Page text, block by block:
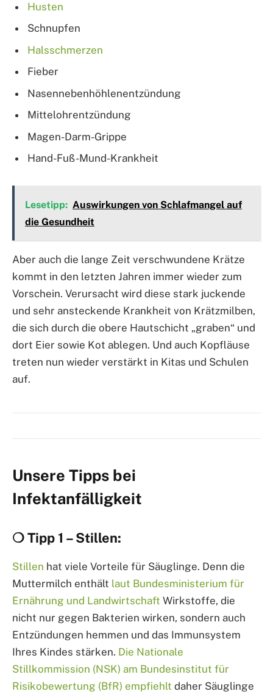
Husten
Schnupfen
Halsschmerzen
Fieber
Nasennebenhöhlenentzündung
Mittelohrentzündung
Magen-Darm-Grippe
Hand-Fuß-Mund-Krankheit
Lesetipp: Auswirkungen von Schlafmangel auf
die Gesundheit
Aber auch die lange Zeit verschwundene Krätze
kommt in den letzten Jahren immer wieder zum
Vorschein. Verursacht wird diese stark juckende
und sehr ansteckende Krankheit von Krätzmilben,
die sich durch die obere Hautschicht „graben“ und
dort Eier sowie Kot ablegen. Und auch Kopfläuse
treten nun wieder verstärkt in Kitas und Schulen
auf.
Unsere Tipps bei
Infektanfälligkeit
❍ Tipp 1 – Stillen:
Stillen hat viele Vorteile für Säuglinge. Denn die
Muttermilch enthält laut Bundesministerium für
Ernährung und Landwirtschaft Wirkstoffe, die
nicht nur gegen Bakterien wirken, sondern auch
Entzündungen hemmen und das Immunsystem
Ihres Kindes stärken. Die Nationale
Stillkommission (NSK) am Bundesinstitut für
Risikobewertung (BfR) empfiehlt daher Säuglinge